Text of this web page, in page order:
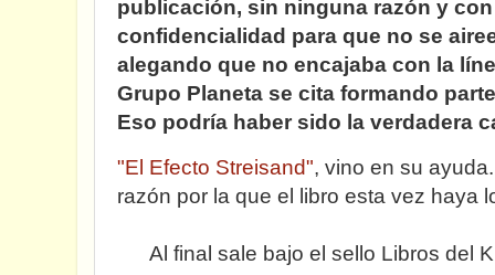
publicación, sin ninguna razón y
confidencialidad para que no se
alegando que no encajaba con la
Grupo Planeta se cita formando
Eso podría haber sido la verdadera
"El Efecto Streisand", vino en su
razón por la que el libro esta vez
Al final sale bajo el sello Libros del